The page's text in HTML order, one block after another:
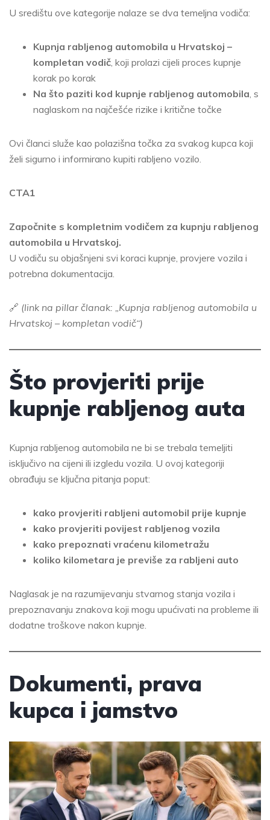
U središtu ove kategorije nalaze se dva temeljna vodiča:
Kupnja rabljenog automobila u Hrvatskoj –
kompletan vodič, koji prolazi cijeli proces kupnje
korak po korak
Na što paziti kod kupnje rabljenog automobila, s
naglaskom na najčešće rizike i kritične točke
Ovi članci služe kao polazišna točka za svakog kupca koji
želi sigurno i informirano kupiti rabljeno vozilo.
CTA1
Započnite s kompletnim vodičem za kupnju rabljenog
automobila u Hrvatskoj.
U vodiču su objašnjeni svi koraci kupnje, provjere vozila i
potrebna dokumentacija.
🔗 (link na pillar članak: „Kupnja rabljenog automobila u
Hrvatskoj – kompletan vodič“)
Što provjeriti prije
kupnje rabljenog auta
Kupnja rabljenog automobila ne bi se trebala temeljiti
isključivo na cijeni ili izgledu vozila. U ovoj kategoriji
obrađuju se ključna pitanja poput:
kako provjeriti rabljeni automobil prije kupnje
kako provjeriti povijest rabljenog vozila
kako prepoznati vraćenu kilometražu
koliko kilometara je previše za rabljeni auto
Naglasak je na razumijevanju stvarnog stanja vozila i
prepoznavanju znakova koji mogu upućivati na probleme ili
dodatne troškove nakon kupnje.
Dokumenti, prava
kupca i jamstvo